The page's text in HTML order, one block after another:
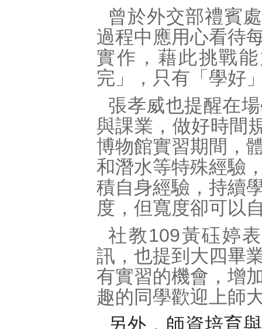
曾於外交部禮賓
過程中應用心看待
實作，藉此挑戰
完」，只有「學好
張孝威也提醒在
與課業，做好時間
博物館實習期間，
和潛水等特殊經驗
積自身經驗，持續
度，但寬度卻可以
社教109黃砡婷
訊，也提到大四畢
有實習的機會，增
趣的同學歡迎上師
另外，師資培育